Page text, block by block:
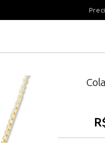
100 DIAS PARA